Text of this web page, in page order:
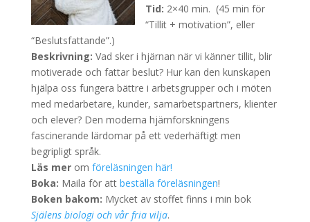
Tid: 2×40 min. (45 min för
“Tillit + motivation”, eller
“Beslutsfattande”.)
Beskrivning: Vad sker i hjärnan när vi känner tillit, blir
motiverade och fattar beslut? Hur kan den kunskapen
hjälpa oss fungera bättre i arbetsgrupper och i möten
med medarbetare, kunder, samarbetspartners, klienter
och elever? Den moderna hjärnforskningens
fascinerande lärdomar på ett vederhäftigt men
begripligt språk.
Läs merom föreläsningen här!
Boka: Maila för att beställa föreläsningen!
Boken bakom: Mycket av stoffet finns i min bok
Själens biologi och vår fria vilja.